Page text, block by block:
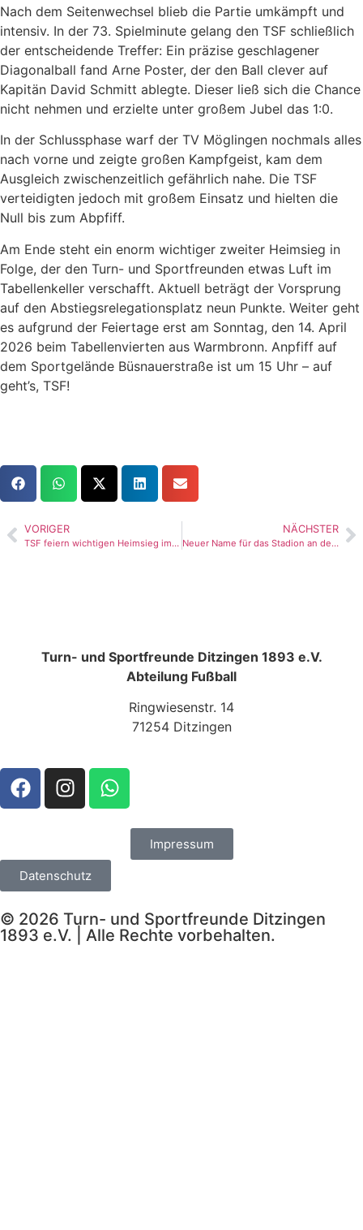
Nach dem Seitenwechsel blieb die Partie umkämpft und
intensiv. In der 73. Spielminute gelang den TSF schließlich
der entscheidende Treffer: Ein präzise geschlagener
Diagonalball fand Arne Poster, der den Ball clever auf
Kapitän David Schmitt ablegte. Dieser ließ sich die Chance
nicht nehmen und erzielte unter großem Jubel das 1:0.
In der Schlussphase warf der TV Möglingen nochmals alles
nach vorne und zeigte großen Kampfgeist, kam dem
Ausgleich zwischenzeitlich gefährlich nahe. Die TSF
verteidigten jedoch mit großem Einsatz und hielten die
Null bis zum Abpfiff.
Am Ende steht ein enorm wichtiger zweiter Heimsieg in
Folge, der den Turn- und Sportfreunden etwas Luft im
Tabellenkeller verschafft. Aktuell beträgt der Vorsprung
auf den Abstiegsrelegationsplatz neun Punkte. Weiter geht
es aufgrund der Feiertage erst am Sonntag, den 14. April
2026 beim Tabellenvierten aus Warmbronn. Anpfiff auf
dem Sportgelände Büsnauerstraße ist um 15 Uhr – auf
geht’s, TSF!
VORIGER
TSF feiern wichtigen Heimsieg im Stadtduell
NÄCHSTER
Neuer Name für das Stadion an der Lehmgrube
Turn- und Sportfreunde Ditzingen 1893 e.V.
Abteilung Fußball
Ringwiesenstr. 14
71254 Ditzingen
Impressum
Datenschutz
© 2026 Turn- und Sportfreunde Ditzingen
1893 e.V. | Alle Rechte vorbehalten.